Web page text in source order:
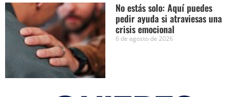
No estás solo: Aquí puedes
pedir ayuda si atraviesas una
crisis emocional
6 de agosto de 2026